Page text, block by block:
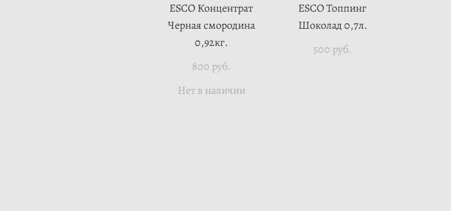
ESCO Концентрат
Черная смородина
0,92кг.
800 pуб.
Нет в наличии
ESCO Топпинг
Шоколад 0,7л.
500 pуб.